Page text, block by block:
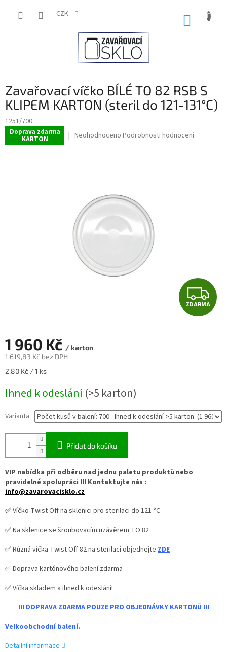
CZK
Zavařovací víčko BÍLÉ TO 82 RSB S
KLIPEM KARTON (steril do 121-131°C)
1251/700
Doprava zdarma
KARTON
Průměrné
hvězdiček.
Neohodnoceno Podrobnosti hodnocení
Z
D
ZDARMA
1 960 Kč / karton
1 619,83 Kč bez DPH
Měrná
2,80 Kč / 1 ks
Ihned k odeslání(>5 karton)
Varianta
Přidat do košíku
VIP nabídka při odběru nad jednu paletu produktů nebo
pravidelné spolupráci !!! Kontaktujte nás :
info@zavarovacisklo.cz
✅Víčko Twist Off na sklenici pro sterilaci do 121 °C
✅ Na sklenice se šroubovacím uzávěrem TO 82
✅ Různá víčka Twist Off 82 na sterilaci objednejte ZDE
✅ Doprava kartónového balení zdarma
✅ Víčka skladem a ihned k odeslání!
!!! DOPRAVA ZDARMA POUZE PRO OBJEDNÁVKY KARTONŮ !!!
Velkoobchodní balení.
Detailní informace